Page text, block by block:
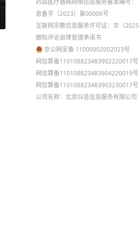
药品医疗器械网络信息服务备案编号
息备字（2023）第00006号
互联网宗教信息服务许可证：京（
跟帖评论自律管理承诺书
京公网安备 11000002002023号
网信算备110108823483902220017号
网信算备110108823483904220019号
网信算备110108823483903230017号
公司名称：北京抖音信息服务有限公司